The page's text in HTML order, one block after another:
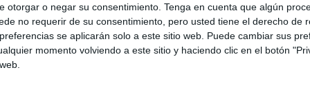
otorgar o negar su consentimiento. Tenga en cuenta que algún
no requerir de su consentimiento, pero usted tiene el derecho de
se aplicarán solo a este sitio web. Puede cambiar sus
momento volviendo a este sitio y haciendo clic en el botón
ocuparà una superfície de
situat concretament al costat
relativament proper dins l’àmbit